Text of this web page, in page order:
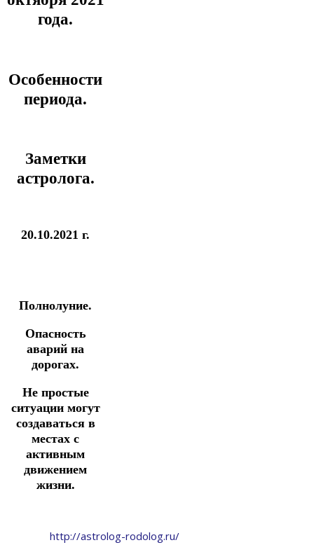
года.
Особенности
периода.
Заметки
астролога.
20.10.2021 г.
Полнолуние.
Опасность
аварий на
дорогах.
Не простые
ситуации могут
создаваться в
местах с
активным
движением
жизни.
http://astrolog-rodolog.ru/